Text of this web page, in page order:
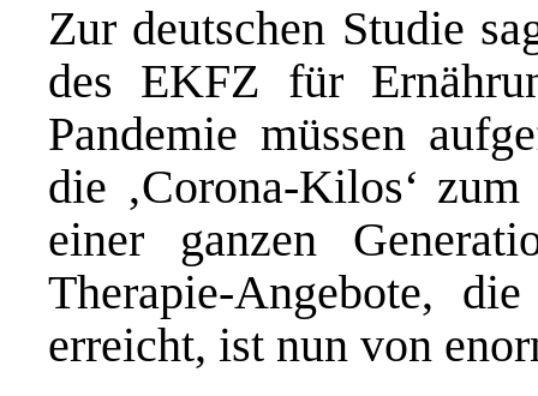
Zur deutschen Studie
des EKFZ für
Pandemie müssen
die ‚Corona-Kilos‘
einer ganzen
Therapie-Angebote,
erreicht, ist nun von